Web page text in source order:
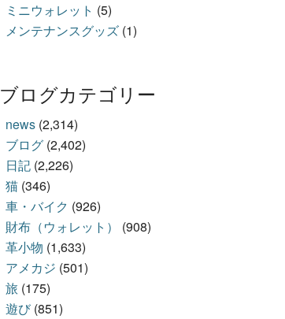
ミニウォレット (5)
メンテナンスグッズ (1)
ブログカテゴリー
news (2,314)
ブログ (2,402)
日記 (2,226)
猫 (346)
車・バイク (926)
財布（ウォレット）
(908)
革小物 (1,633)
アメカジ (501)
旅 (175)
遊び(851)